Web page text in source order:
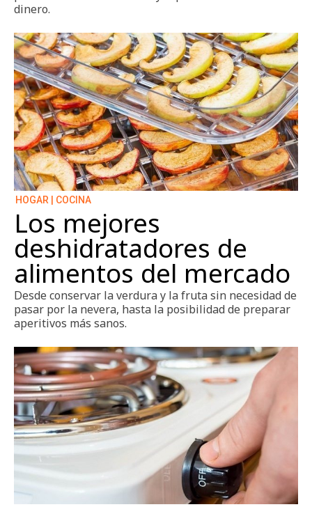
dinero.
HOGAR | COCINA
Los mejores
deshidratadores de
alimentos del mercado
Desde conservar la verdura y la fruta sin necesidad de
pasar por la nevera, hasta la posibilidad de preparar
aperitivos más sanos.